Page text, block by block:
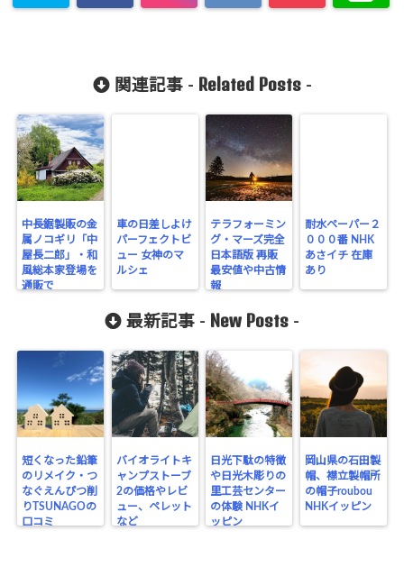
関連記事 - Related Posts-
中長鋸製販の金
属ノコギリ「中
屋長二郎」・和
風総本家登場を
通販で
車の日差しよけ
パーフェクトビ
ュー 女神のマ
ルシェ
テラフォーミン
グ・マーズ完全
日本語版 再販
最安値や中古情
報
耐水ペーパー２
０００番 NHK
あさイチ 在庫
あり
最新記事 - New Posts -
短くなった鉛筆
のリメイク・つ
なぐえんぴつ削
りTSUNAGOの
口コミ
バイオライトキ
ャンプストーブ
2の価格やレビ
ュー、ペレット
など
日光下駄の特徴
や日光木彫りの
里工芸センター
の体験 NHKイ
ッピン
岡山県の石田製
帽、襟立製帽所
の帽子roubou
NHKイッピン